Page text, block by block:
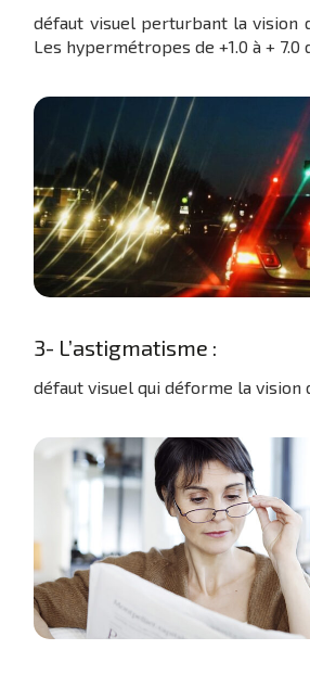
défaut visuel perturbant la vision
Les hypermétropes de +1.0 à + 7.0
3- L’astigmatisme :
défaut visuel qui déforme la vision